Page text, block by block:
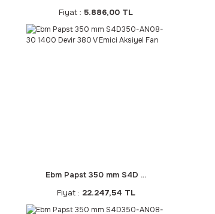
Fiyat : 5.886,00 TL
Ebm Papst 350 mm S4D ...
Fiyat : 22.247,54 TL